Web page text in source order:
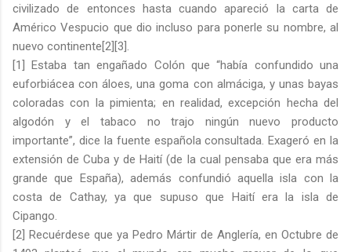
civilizado de entonces hasta cuando apareció la carta de
Américo Vespucio que dio incluso para ponerle su nombre, al
nuevo continente[2][3].
[1] Estaba tan engañado Colón que “había confundido una
euforbiácea con áloes, una goma con almáciga, y unas bayas
coloradas con la pimienta; en realidad, excepción hecha del
algodón y el tabaco no trajo ningún nuevo producto
importante”, dice la fuente española consultada. Exageró en la
extensión de Cuba y de Haití (de la cual pensaba que era más
grande que España), además confundió aquella isla con la
costa de Cathay, ya que supuso que Haití era la isla de
Cipango.
[2] Recuérdese que ya Pedro Mártir de Anglería, en Octubre de